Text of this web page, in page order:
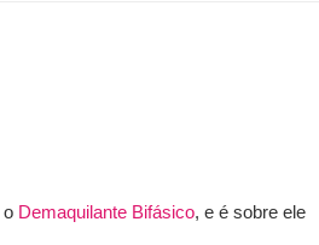
o Demaquilante Bifásico, e é sobre ele